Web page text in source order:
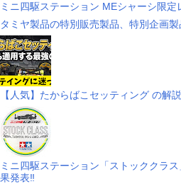
ミニ四駆ステーション MEシャーシ限
タミヤ製品の特別販売製品、特別企画
【人気】たからばこセッティング の解
ミニ四駆ステーション「ストッククラ
果発表‼